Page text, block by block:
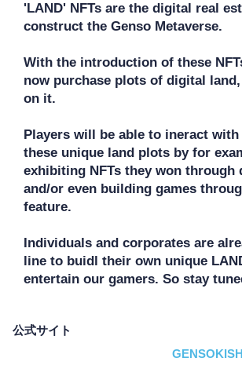
'LAND' NFTs are the digital real
construct the Genso Metaverse.
With the introduction of these
now purchase plots of digital
on it.
Players will be able to ineract
these unique land plots by for
exhibiting NFTs they won through
and/or even building games
feature.
Individuals and corporates are
line to buidl their own unique
entertain our gamers. So stay
公式サイト